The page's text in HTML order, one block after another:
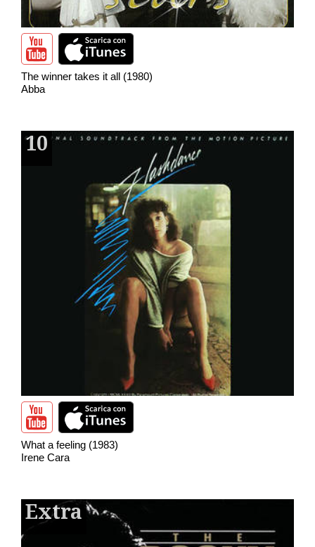
The winner takes it all (1980)
Abba
10
What a feeling (1983)
Irene Cara
Extra